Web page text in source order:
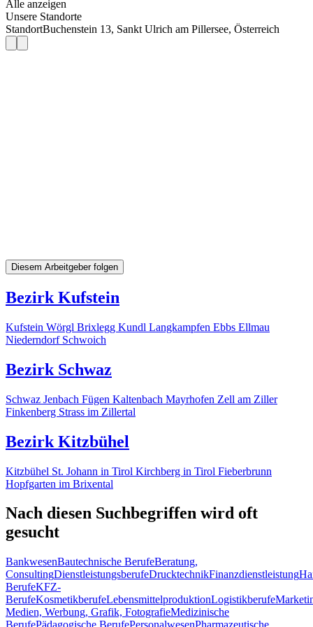
Alle anzeigen
Unsere Standorte
StandortBuchenstein 13, Sankt Ulrich am Pillersee, Österreich
Diesem Arbeitgeber folgen
Bezirk Kufstein
Kufstein Wörgl Brixlegg Kundl Langkampfen Ebbs Ellmau
Niederndorf Schwoich
Bezirk Schwaz
Schwaz Jenbach Fügen Kaltenbach Mayrhofen Zell am Ziller
Finkenberg Strass im Zillertal
Bezirk Kitzbühel
Kitzbühel St. Johann in Tirol Kirchberg in Tirol Fieberbrunn
Hopfgarten im Brixental
Nach diesen Suchbegriffen wird oft
gesucht
BankwesenBautechnische BerufeBeratung,
ConsultingDienstleistungsberufeDrucktechnikFinanzdienstleistung
BerufeKFZ-
BerufeKosmetikberufeLebensmittelproduktionLogistikberufe
Medien, Werbung, Grafik, FotografieMedizinische